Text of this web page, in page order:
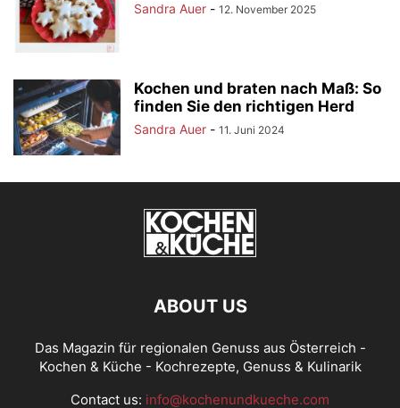
Sandra Auer - 12. November 2025
Kochen und braten nach Maß: So
finden Sie den richtigen Herd
Sandra Auer - 11. Juni 2024
ABOUT US
Das Magazin für regionalen Genuss aus Österreich -
Kochen & Küche - Kochrezepte, Genuss & Kulinarik
Contact us: info@kochenundkueche.com